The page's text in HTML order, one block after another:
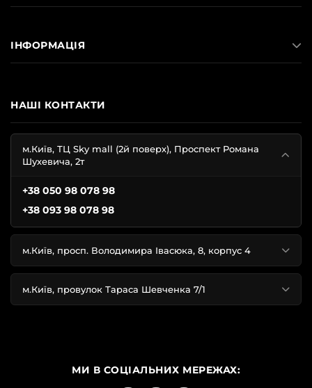
НАШІ КОНТАКТИ
м.Київ, ТЦ Sky mall (2й поверх), Проспект Романа
Шухевича, 2т
+38 050 98 078 98
+38 093 98 078 98
м.Київ, просп. Володимира Івасюка, 8, корпус 4
м.Київ, провулок Тараса Шевченка 7/1
ІНФОРМАЦІЯ
МИ В СОЦІАЛЬНИХ МЕРЕЖАХ: